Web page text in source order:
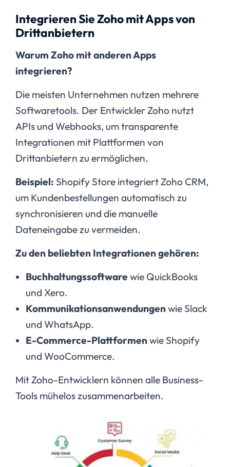
Integrieren Sie Zoho mit Apps von
Drittanbietern
Warum Zoho mit anderen Apps
integrieren?
Die meisten Unternehmen nutzen mehrere
Softwaretools. Der Entwickler Zoho nutzt
APIs und Webhooks, um transparente
Integrationen mit Plattformen von
Drittanbietern zu ermöglichen.
Beispiel: Shopify Store integriert Zoho CRM,
um Kundenbestellungen automatisch zu
synchronisieren und die manuelle
Dateneingabe zu vermeiden.
Zu den beliebten Integrationen gehören:
Buchhaltungssoftware wie QuickBooks
und Xero.
Kommunikationsanwendungenwie Slack
und WhatsApp.
E-Commerce-Plattformenwie Shopify
und WooCommerce.
Mit Zoho-Entwicklern können alle Business-
Tools mühelos zusammenarbeiten.